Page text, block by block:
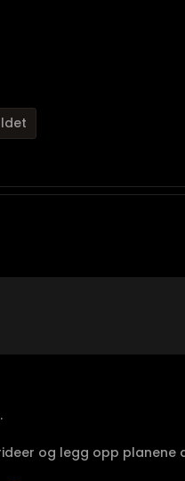
og legg opp planene